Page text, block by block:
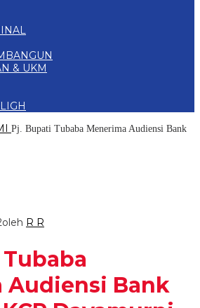
& UKM
Pj. Bupati Tubaba Menerima Audiensi Bank
oleh R R
Audiensi Bank